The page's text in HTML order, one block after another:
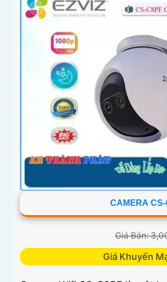
CAMERA CS-
Giá Bán:
Giá Khuyến